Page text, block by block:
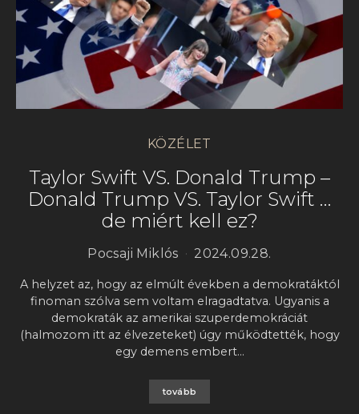
KÖZÉLET
Taylor Swift VS. Donald Trump –
Donald Trump VS. Taylor Swift …
de miért kell ez?
Pocsaji Miklós 2024.09.28.
A helyzet az, hogy az elmúlt években a demokratáktól
finoman szólva sem voltam elragadtatva. Ugyanis a
demokraták az amerikai szuperdemokráciát
(halmozom itt az élvezeteket) úgy működtették, hogy
egy demens embert…
tovább